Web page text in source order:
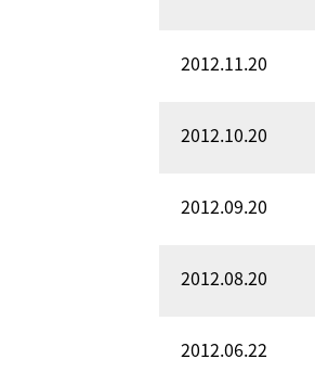
2012.11.20
2012.10.20
2012.09.20
2012.08.20
2012.06.22